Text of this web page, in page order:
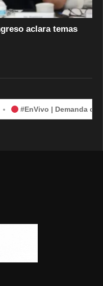
aclara temas
| Demanda de México